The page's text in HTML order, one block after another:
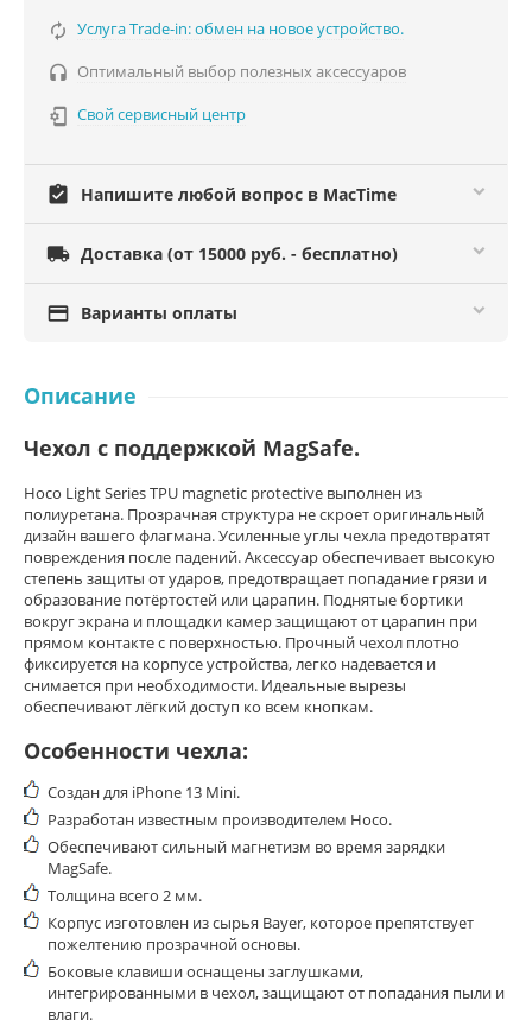
 Услуга Trade-in: обмен на новое устройство.
 Оптимальный выбор полезных аксессуаров
 Свой сервисный центр
assignment_turned_in Напишите любой вопрос в MacTime
 Доставка (от 15000 руб. - бесплатно)
 Варианты оплаты
Описание
Чехол с поддержкой MagSafe.
Hoco Light Series TPU magnetic protective выполнен из
полиуретана. Прозрачная структура не скроет оригинальный
дизайн вашего флагмана. Усиленные углы чехла предотвратят
повреждения после падений.Аксессуар обеспечивает высокую
степень защиты от ударов, предотвращает попадание грязи и
образование потёртостей или царапин. Поднятые бортики
вокруг экрана и площадки камер защищают от царапин при
прямом контакте с поверхностью. Прочный чехол плотно
фиксируется на корпусе устройства, легко надевается и
снимается при необходимости. Идеальные вырезы
обеспечивают лёгкий доступ ко всем кнопкам.
Особенности чехла:
Создан для iPhone 13 Mini.
Разработан известным производителем Hoco.
Обеспечивают сильный магнетизм во время зарядки
MagSafe.
Толщина всего 2 мм.
Корпус изготовлен из сырья Bayer, которое препятствует
пожелтению прозрачной основы.
Боковые клавиши оснащены заглушками,
интегрированными в чехол, защищают от попадания пыли и
влаги.